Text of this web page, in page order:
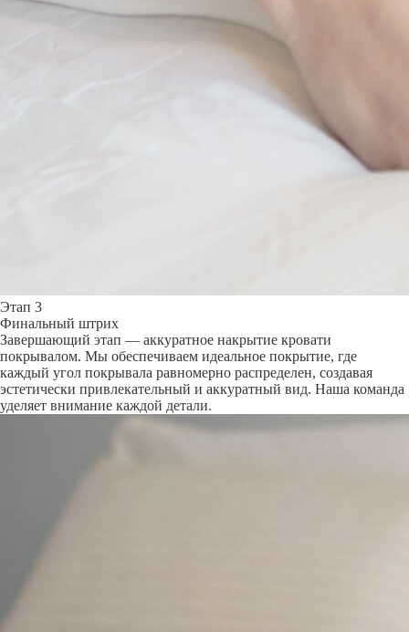
Этап 3
Финальный штрих
Завершающий этап — аккуратное накрытие кровати
покрывалом. Мы обеспечиваем идеальное покрытие, где
каждый угол покрывала равномерно распределен, создавая
эстетически привлекательный и аккуратный вид. Наша команда
уделяет внимание каждой детали.